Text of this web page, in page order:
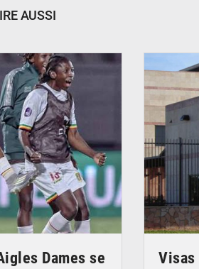
AUSSI
Dames se